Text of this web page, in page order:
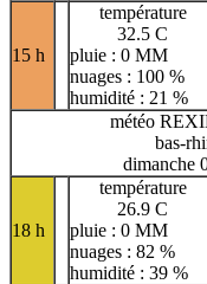
15 h
température
32.5 C
pluie : 0 MM
nuages : 100 %
humidité : 21 %
météo
bas-
dimanche
18 h
température
26.9 C
pluie : 0 MM
nuages : 82 %
humidité : 39 %